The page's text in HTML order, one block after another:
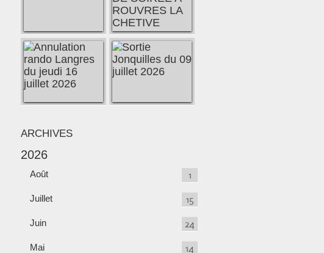
ARCHIVES
2026
Août 1
Juillet 15
Juin 24
Mai 14